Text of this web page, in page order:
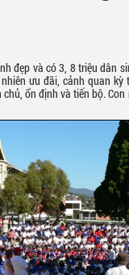
đẹp và có 3, 8 triệu dân
ưu đãi, cảnh quan kỳ
ổn định và tiến bộ.